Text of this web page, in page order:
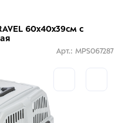
60x40x39см с
Арт.: MPS067287